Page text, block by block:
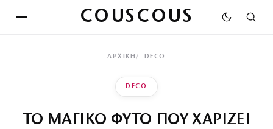
COUSCOUS
ΑΡΧΙΚΉ DECO
DECO
ΤΟ ΜΑΓΙΚΟ ΦΥΤΟ ΠΟΥ ΧΑΡΙΖΕΙ